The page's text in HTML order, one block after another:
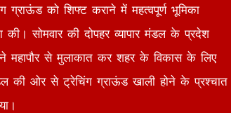
ग्राऊंड को शिफ्ट कराने में महत्वपूर्ण भूमिका
सोमवार की दोपहर व्यापार मंडल के प्रदेश
ने महापौर से मुलाकात कर शहर के विकास के लिए
की ओर से ट्रेचिंग ग्राऊंड खाली होने के प्रश्चात